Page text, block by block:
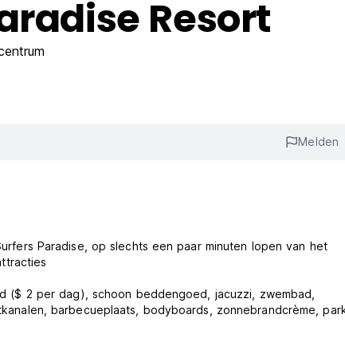
Resort
Melden
Paradise, op slechts een paar minuten lopen van het
($ 2 per dag), schoon beddengoed, jacuzzi, zwembad,
barbecueplaats, bodyboards, zonnebrandcrème,